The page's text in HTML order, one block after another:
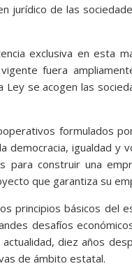
jurídico de las
exclusiva en esta
fuera
se acogen las
formulados
democracia, igualdad y
para construir una
que garantiza su
principios básicos del
desafíos
diez años
de ámbito estatal.